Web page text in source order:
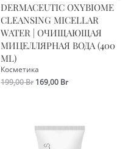
DERMACEUTIC OXYBIOME
CLEANSING MICELLAR
WATER | ОЧИЩАЮЩАЯ
МИЦЕЛЛЯРНАЯ ВОДА (400
ML)
Косметика
199,00Br Первоначальная
169,00 BrТекущая